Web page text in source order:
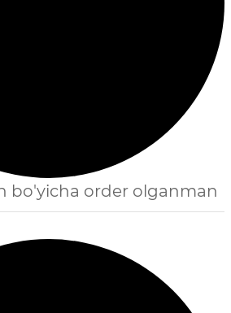
bo'yicha order olganman